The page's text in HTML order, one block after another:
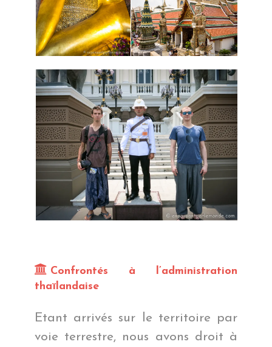
Confrontés à l’administration
thaïlandaise
Etant arrivés sur le territoire par
voie terrestre, nous avons droit à